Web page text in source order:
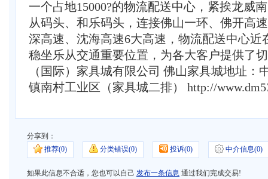
一个占地15000?的物流配送中心，紧挨龙威
从码头、和乐码头，连接佛山一环、佛开高
深高速、沈海高速6大高速，物流配送中心
稳坐乐从交通重要位置，为各大客户提供了
（国际）家具城有限公司 佛山家具城地址：
镇南村工业区（家具城二排） http://
分享到：
推荐(0) 分类错误(0) 投诉(0) 中介信息(0)
如果此信息不合适，您也可以自己 发布一条信息 通过我们完成交易!